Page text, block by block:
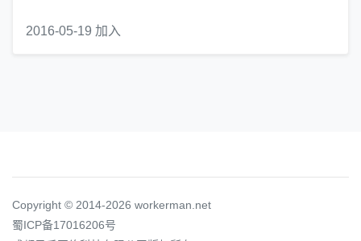
2016-05-19 加入
Copyright © 2014-2026 workerman.net
蜀ICP备17016206号